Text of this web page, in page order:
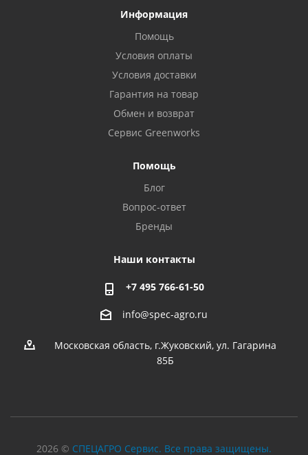
Информация
Помощь
Условия оплаты
Условия доставки
Гарантия на товар
Обмен и возврат
Сервис Greenworks
Помощь
Блог
Вопрос-ответ
Бренды
Наши контакты
+7 495 766-61-50
info@spec-agro.ru
Московская область, г.Жуковский, ул. Гагарина
85Б
2026 © СПЕЦАГРО Сервис. Все права защищены.